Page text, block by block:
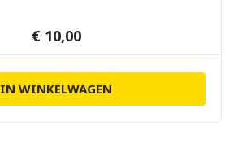
€ 10,00
IN WINKELWAGEN